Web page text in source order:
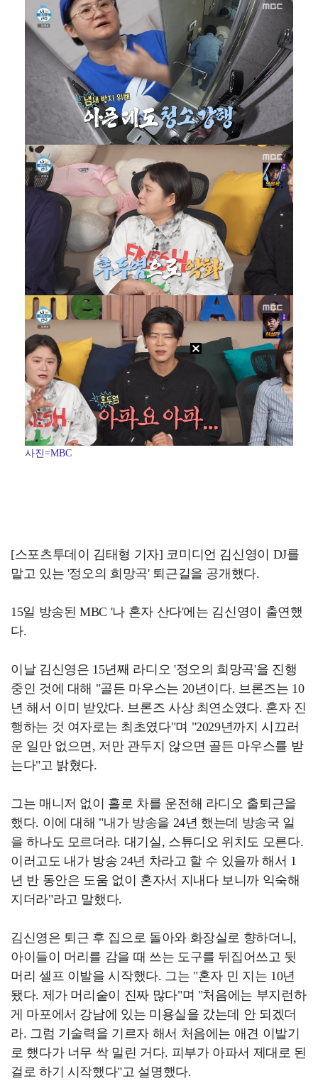
사진=MBC
[스포츠투데이 김태형 기자] 코미디언 김신영이 DJ를
맡고 있는 '정오의 희망곡' 퇴근길을 공개했다.
15일 방송된 MBC '나 혼자 산다'에는 김신영이 출연했
다.
이날 김신영은 15년째 라디오 '정오의 희망곡'을 진행
중인 것에 대해 "골든 마우스는 20년이다. 브론즈는 10
년 해서 이미 받았다. 브론즈 사상 최연소였다. 혼자 진
행하는 것 여자로는 최초였다"며 "2029년까지 시끄러
운 일만 없으면, 저만 관두지 않으면 골든 마우스를 받
는다"고 밝혔다.
그는 매니저 없이 홀로 차를 운전해 라디오 출퇴근을
했다. 이에 대해 "내가 방송을 24년 했는데 방송국 일
을 하나도 모르더라. 대기실, 스튜디오 위치도 모른다.
이러고도 내가 방송 24년 차라고 할 수 있을까 해서 1
년 반 동안은 도움 없이 혼자서 지내다 보니까 익숙해
지더라"라고 말했다.
김신영은 퇴근 후 집으로 돌아와 화장실로 향하더니,
아이들이 머리를 감을 때 쓰는 도구를 뒤집어쓰고 뒷
머리 셀프 이발을 시작했다. 그는 "혼자 민 지는 10년
됐다. 제가 머리숱이 진짜 많다"며 "처음에는 부지런하
게 마포에서 강남에 있는 미용실을 갔는데 안 되겠더
라. 그럼 기술력을 기르자 해서 처음에는 애견 이발기
로 했다가 너무 싹 밀린 거다. 피부가 아파서 제대로 된
걸로 하기 시작했다"고 설명했다.